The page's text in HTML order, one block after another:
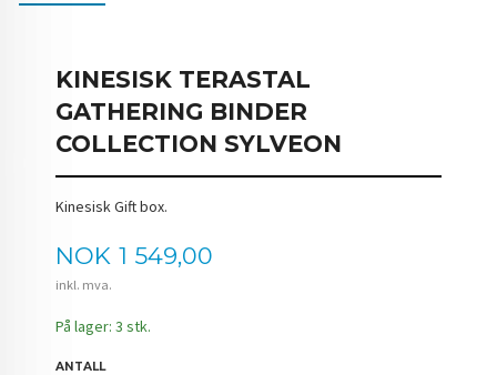
KINESISK TERASTAL
GATHERING BINDER
COLLECTION SYLVEON
Kinesisk Gift box.
Pris
NOK 1 549,00
inkl. mva.
På lager: 3 stk.
ANTALL